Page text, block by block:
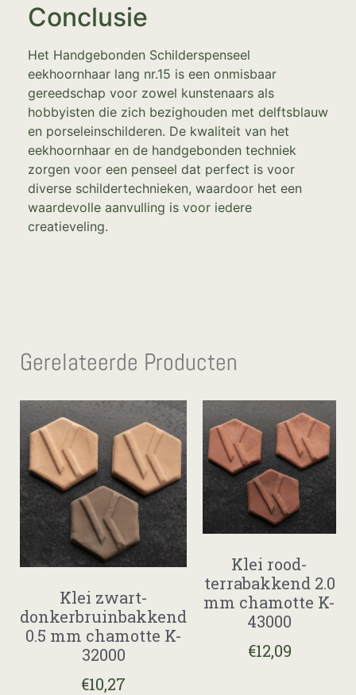
Conclusie
Het Handgebonden Schilderspenseel
eekhoornhaar lang nr.15 is een onmisbaar
gereedschap voor zowel kunstenaars als
hobbyisten die zich bezighouden met delftsblauw
en porseleinschilderen. De kwaliteit van het
eekhoornhaar en de handgebonden techniek
zorgen voor een penseel dat perfect is voor
diverse schildertechnieken, waardoor het een
waardevolle aanvulling is voor iedere
creatieveling.
Gerelateerde Producten
Klei zwart-
donkerbruinbakkend
0.5 mm chamotte K-
32000
€10,27
Klei rood-
terrabakkend 2.0
mm chamotte K-
43000
€12,09